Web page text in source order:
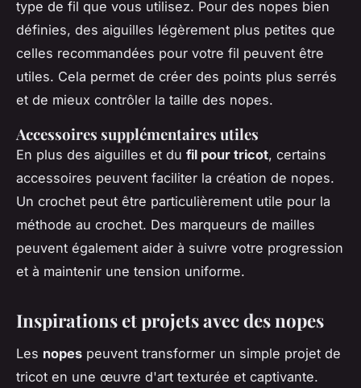
type de fil que vous utilisez. Pour des nopes bien
définies, des aiguilles légèrement plus petites que
celles recommandées pour votre fil peuvent être
utiles. Cela permet de créer des points plus serrés
et de mieux contrôler la taille des nopes.
Accessoires supplémentaires utiles
En plus des aiguilles et du fil pour tricot, certains
accessoires peuvent faciliter la création de nopes.
Un crochet peut être particulièrement utile pour la
méthode au crochet. Des marqueurs de mailles
peuvent également aider à suivre votre progression
et à maintenir une tension uniforme.
Inspirations et projets avec des nopes
Les nopes peuvent transformer un simple projet de
tricot en une œuvre d'art texturée et captivante.